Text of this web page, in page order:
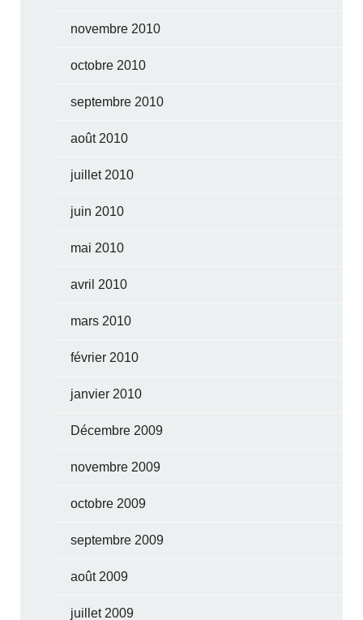
novembre 2010
octobre 2010
septembre 2010
août 2010
juillet 2010
juin 2010
mai 2010
avril 2010
mars 2010
février 2010
janvier 2010
Décembre 2009
novembre 2009
octobre 2009
septembre 2009
août 2009
juillet 2009